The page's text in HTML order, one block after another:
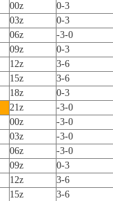
00z
0-3
03z
0-3
06z
-3-0
09z
0-3
12z
3-6
15z
3-6
18z
0-3
21z -3-0
00z
-3-0
03z
-3-0
06z
-3-0
09z
0-3
12z
3-6
15z
3-6